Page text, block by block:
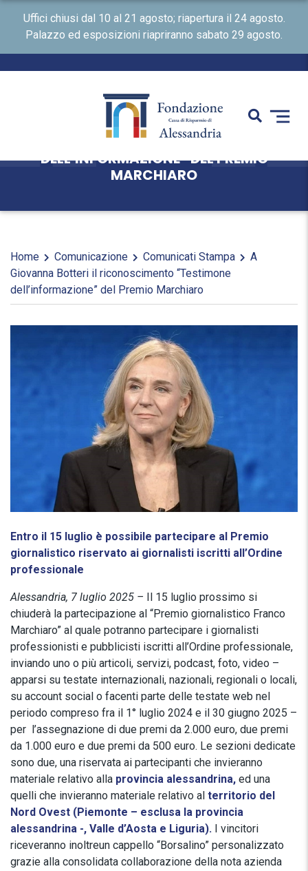
Uffici chiusi dal 10 al 21 agosto; riapertura il 24 agosto.
Palazzo ed esposizioni riapriranno sabato 29 agosto.
A GIOVANNA BOTTERI IL
RICONOSCIMENTO “TESTIMONE
DELL’INFORMAZIONE” DEL PREMIO
MARCHIARO
Home Comunicazione Comunicati Stampa
A
Giovanna Botteri il riconoscimento “Testimone
dell’informazione” del Premio Marchiaro
Entro il 15 luglio è possibile partecipare al Premio
giornalistico riservato ai giornalisti iscritti all’Ordine
professionale
Alessandria, 7 luglio 2025 – Il 15 luglio prossimo si
chiuderà la partecipazione al “Premio giornalistico Franco
Marchiaro” al quale potranno partecipare i giornalisti
professionisti e pubblicisti iscritti all’Ordine professionale,
inviando uno o più articoli, servizi, podcast, foto, video –
apparsi su testate internazionali, nazionali, regionali o locali,
su account social o facenti parte delle testate web nel
periodo compreso fra il 1° luglio 2024 e il 30 giugno 2025 –
per l’assegnazione di due premi da 2.000 euro, due premi
da 1.000 euro e due premi da 500 euro. Le sezioni dedicate
sono due, una riservata ai partecipanti che invieranno
materiale relativo alla provincia alessandrina, ed una
quelli che invieranno materiale relativo al territorio del
Nord Ovest (Piemonte – esclusa la provincia
alessandrina -, Valle d’Aosta e Liguria).
I vincitori
riceveranno inoltreun cappello “Borsalino” personalizzato
grazie alla consolidata collaborazione della nota azienda